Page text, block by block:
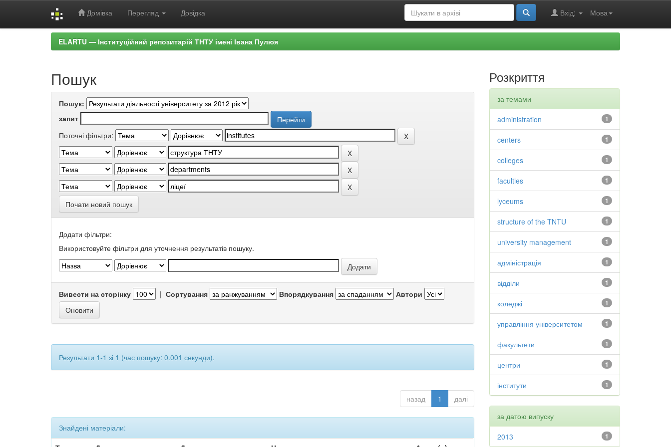
Домівка Перегляд Довідка Мова
Вхід:
ELARTU — Інституційний репозитарій ТНТУ імені Івана Пулюя
Пошук
Пошук:
запит
Поточні фільтри:
Почати новий пошук
Додати фільтри:
Використовуйте фільтри для уточнення результатів пошуку.
Вивести на сторінку | Сортування Впорядкування Автори
Результати 1-1 зі 1 (час пошуку: 0.001 секунди).
назад 1 далі
Знайдені матеріали:
Розкриття
за темами
1
administration
1
centers
1
colleges
1
faculties
1
lyceums
1
structure of the TNTU
1
university management
1
адміністрація
1
відділи
1
коледжі
1
управління університетом
1
факультети
1
центри
1
інститути
за датою випуску
1
2013